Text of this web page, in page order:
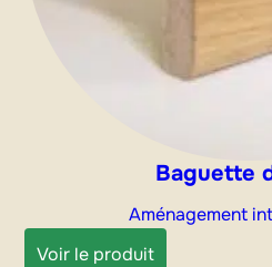
Baguette
Aménagement
Voir le produit: